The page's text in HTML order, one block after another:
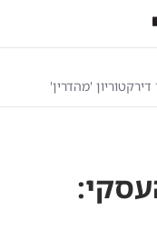
'מהדרין'